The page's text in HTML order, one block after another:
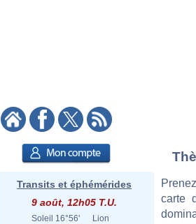
Transits et éphémérides
9 août, 12h05 T.U.
Soleil 16°56'
Lion
carte